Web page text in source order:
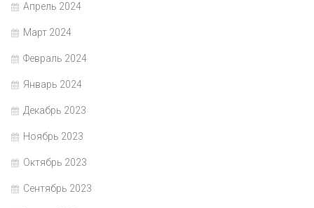
Апрель 2024
Март 2024
Февраль 2024
Январь 2024
Декабрь 2023
Ноябрь 2023
Октябрь 2023
Сентябрь 2023